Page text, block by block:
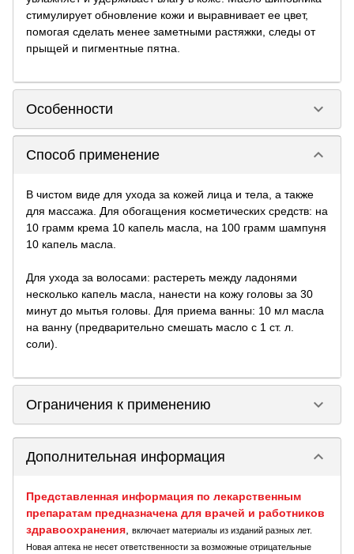
стимулирует обновление кожи и выравнивает ее цвет,
помогая сделать менее заметными растяжки, следы от
прыщей и пигментные пятна.
Особенности keyboard_arrow_down
Способ применение keyboard_arrow_down
В чистом виде для ухода за кожей лица и тела, а также
для массажа. Для обогащения косметических средств: на
10 грамм крема 10 капель масла, на 100 грамм шампуня
10 капель масла.
Для ухода за волосами: растереть между ладонями
несколько капель масла, нанести на кожу головы за 30
минут до мытья головы. Для приема ванны: 10 мл масла
на ванну (предварительно смешать масло с 1 ст. л.
соли).
Ограничения к применению keyboard_arrow_down
Дополнительная информация keyboard_arrow_down
Представленная информация по лекарственным
препаратам предназначена для врачей и работников
здравоохранения
включает материалы из изданий разных лет.
Новая аптека не несет ответственности за возможные отрицательные